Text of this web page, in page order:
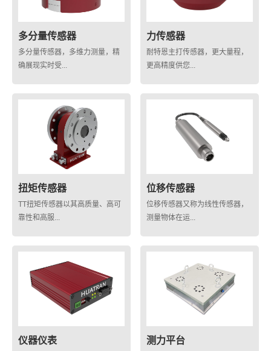
多分量传感器
多分量传感器，多维力测量，精
确展现实时受...
力传感器
耐特恩主打传感器，更大量程，
更高精度供您...
扭矩传感器
TT扭矩传感器以其高质量、高可
靠性和高服...
位移传感器
位移传感器又称为线性传感器，
测量物体在运...
仪器仪表 测力平台